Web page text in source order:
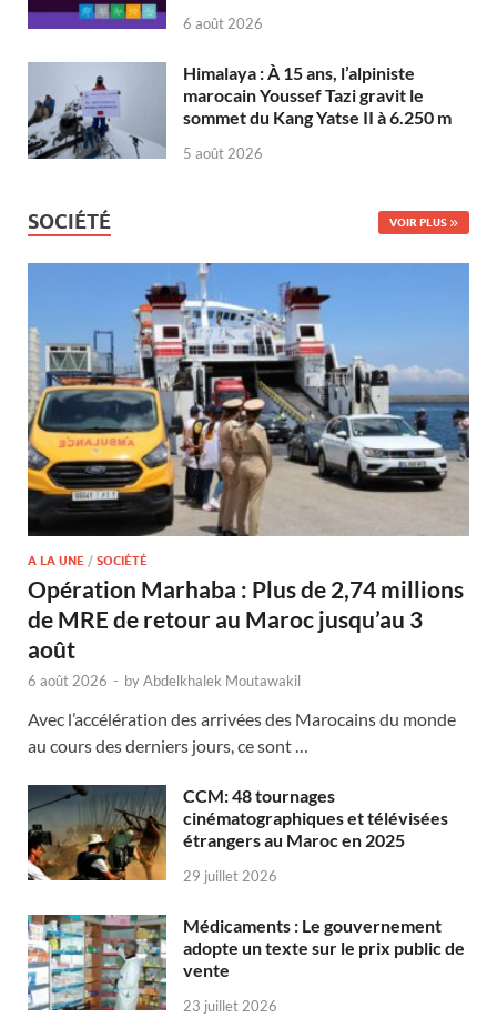
6 août 2026
Himalaya : À 15 ans, l’alpiniste
marocain Youssef Tazi gravit le
sommet du Kang Yatse II à 6.250 m
5 août 2026
SOCIÉTÉ VOIR PLUS
A LA UNE / SOCIÉTÉ
Opération Marhaba : Plus de 2,74 millions
de MRE de retour au Maroc jusqu’au 3
août
6 août 2026 - byAbdelkhalek Moutawakil
Avec l’accélération des arrivées des Marocains du monde
au cours des derniers jours, ce sont …
CCM: 48 tournages
cinématographiques et télévisées
étrangers au Maroc en 2025
29 juillet 2026
Médicaments : Le gouvernement
adopte un texte sur le prix public de
vente
23 juillet 2026